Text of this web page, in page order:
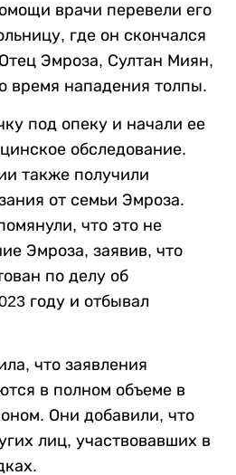
врачи перевели его
где он скончался
Эмроза, Султан Миян,
время нападения толпы.
под опеку и начали ее
обследование.
также получили
от семьи Эмроза.
что это не
Эмроза, заявив, что
по делу об
году и отбывал
что заявления
в полном объеме в
Они добавили, что
лиц, участвовавших в